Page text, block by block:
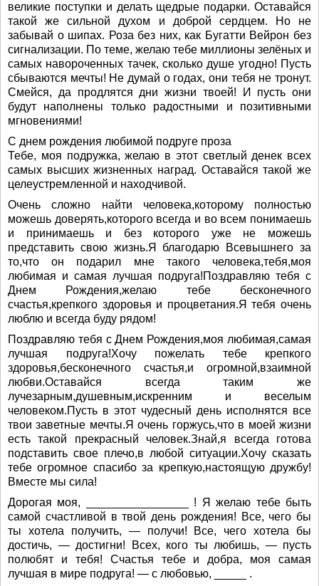
великие поступки и делать щедрые подарки. Оставайся
такой же сильной духом и доброй сердцем. Но не
забывай о шипах. Роза без них, как Бугатти Вейрон без
сигнализации. По теме, желаю тебе миллионы зелёных и
самых навороченных тачек, сколько душе угодно! Пусть
сбываются мечты! Не думай о годах, они тебя не тронут.
Смейся, да продлятся дни жизни твоей! И пусть они
будут наполнены только радостными и позитивными
мгновениями!
С днем рождения любимой подруге проза
Тебе, моя подружка, желаю в этот светлый денек всех
самых высших жизненных наград. Оставайся такой же
целеустремленной и находчивой.
Очень сложно найти человека,которому полностью
можешь доверять,которого всегда и во всем понимаешь
и принимаешь и без которого уже не можешь
представить свою жизнь.Я благодарю Всевышнего за
то,что он подарил мне такого человека,тебя,моя
любимая и самая лучшая подруга!Поздравляю тебя с
Днем Рождения,желаю тебе бесконечного
счастья,крепкого здоровья и процветания.Я тебя очень
люблю и всегда буду рядом!
Поздравляю тебя с Днем Рождения,моя любимая,самая
лучшая подруга!Хочу пожелать тебе крепкого
здоровья,бесконечного счастья,и огромной,взаимной
любви.Оставайся всегда таким же
лучезарным,душевным,искренним и веселым
человеком.Пусть в этот чудесный день исполнятся все
твои заветные мечты.Я очень горжусь,что в моей жизни
есть такой прекрасный человек.Знай,я всегда готова
подставить свое плечо,в любой ситуации.Хочу сказать
тебе огромное спасибо за крепкую,настоящую дружбу!
Вместе мы сила!
Дорогая моя, ________________ ! Я желаю тебе быть
самой счастливой в твой день рождения! Все, чего бы
ты хотела получить, — получи! Все, чего хотела бы
достичь, — достигни! Всех, кого ты любишь, — пусть
полюбят и тебя! Счастья тебе и добра, моя самая
лучшая в мире подруга! — с любовью, _____ .